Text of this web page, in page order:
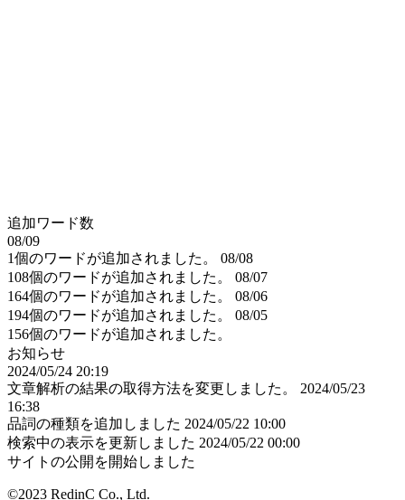
追加ワード数
08/09
1個のワードが追加されました。
08/08
108個のワードが追加されました。
08/07
164個のワードが追加されました。
08/06
194個のワードが追加されました。
08/05
156個のワードが追加されました。
お知らせ
2024/05/24 20:19
文章解析の結果の取得方法を変更しました。
2024/05/23
16:38
品詞の種類を追加しました 2024/05/22 10:00
検索中の表示を更新しました 2024/05/22 00:00
サイトの公開を開始しました
©2023 RedinC Co., Ltd.